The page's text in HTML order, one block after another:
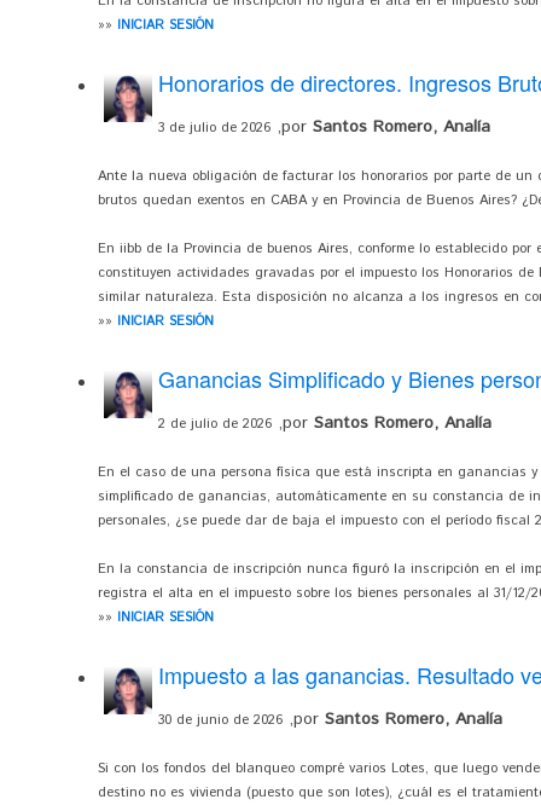
»» INICIAR SESIÓN
Honorarios de directores. Ingresos
3 de julio de 2026 ,por Santos Romero, Analía
Ante la nueva obligación de facturar los honorarios por parte de
brutos quedan exentos en CABA y en Provincia de Buenos Aires?
En iibb de la Provincia de buenos Aires, conforme lo establecido
constituyen actividades gravadas por el impuesto los Honorarios
similar naturaleza. Esta disposición no alcanza a los ingresos en
»» INICIAR SESIÓN
Ganancias Simplificado y Bienes
2 de julio de 2026 ,por Santos Romero, Analía
En el caso de una persona física que está inscripta en ganancias
simplificado de ganancias, automáticamente en su constancia de
personales, ¿se puede dar de baja el impuesto con el período fiscal
En la constancia de inscripción nunca figuró la inscripción en el
registra el alta en el impuesto sobre los bienes personales al 31/12/
»» INICIAR SESIÓN
Impuesto a las ganancias. Resultado
30 de junio de 2026 ,por Santos Romero, Analía
Si con los fondos del blanqueo compré varios Lotes, que luego
destino no es vivienda (puesto que son lotes), ¿cuál es el